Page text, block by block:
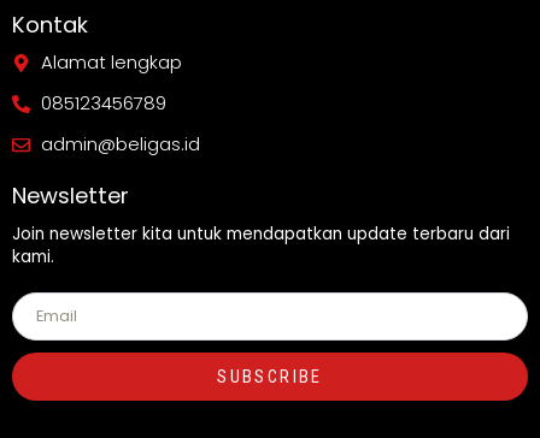
Kontak
Alamat lengkap
085123456789
admin@beligas.id
Newsletter
Join newsletter kita untuk mendapatkan update terbaru dari
kami.
SUBSCRIBE